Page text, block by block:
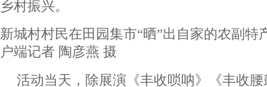
乡村振兴。
新城村村民在田园集市“晒”出自家的农副特
户端记者 陶彦燕 摄
活动当天，除展演《丰收唢呐》《丰收